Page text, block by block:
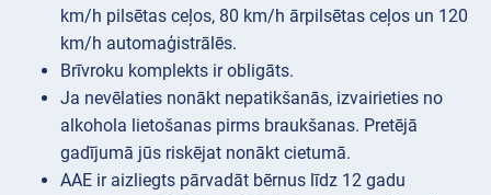
km/h pilsētas ceļos, 80 km/h ārpilsētas ceļos un 120
km/h automaģistrālēs.
Brīvroku komplekts ir obligāts.
Ja nevēlaties nonākt nepatikšanās, izvairieties no
alkohola lietošanas pirms braukšanas. Pretējā
gadījumā jūs riskējat nonākt cietumā.
AAE ir aizliegts pārvadāt bērnus līdz 12 gadu